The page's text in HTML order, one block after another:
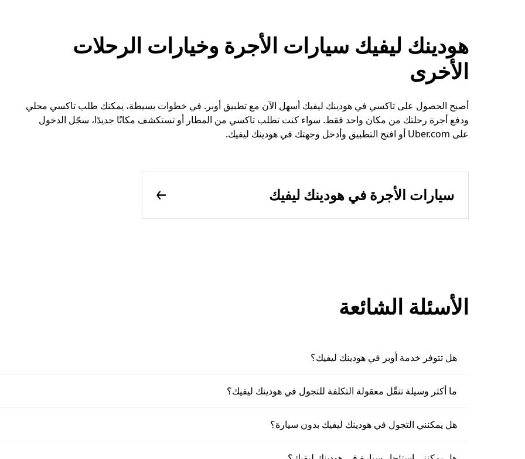
هودينك ليفيك سيارات الأجرة وخيارات الرحلات
الأخرى
أصبح الحصول على تاكسي في هودينك ليفيك أسهل الآن مع تطبيق أوبر. في خطوات بسيطة، يمكنك طلب تاكسي محلي
ودفع أجرة رحلتك من مكان واحد فقط. سواء كنت تطلب تاكسي من المطار أو تستكشف مكانًا جديدًا، سجّل الدخول
على Uber.com أو افتح التطبيق وأدخل وجهتك في هودينك ليفيك.
سيارات الأجرة في هودينك ليفيك
الأسئلة الشائعة
هل تتوفر خدمة أوبر في هودينك ليفيك؟
ما أكثر وسيلة تنقّل معقولة التكلفة للتجول في هودينك ليفيك؟
هل يمكنني التجول في هودينك ليفيك بدون سيارة؟